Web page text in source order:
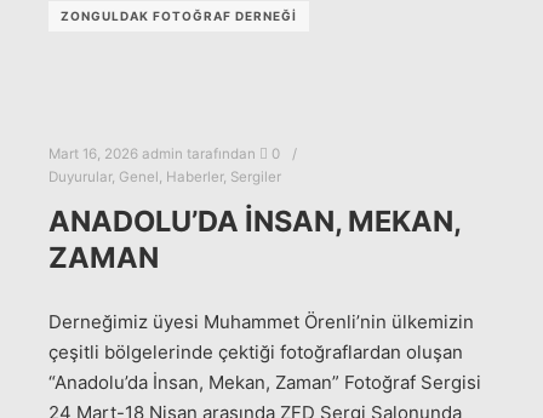
ZONGULDAK FOTOĞRAF DERNEĞİ
Mart 16, 2026 admin tarafından
0
Duyurular, Genel, Haberler, Sergiler
ANADOLU’DA İNSAN, MEKAN,
ZAMAN
Derneğimiz üyesi Muhammet Örenli’nin ülkemizin
çeşitli bölgelerinde çektiği fotoğraflardan oluşan
“Anadolu’da İnsan, Mekan, Zaman” Fotoğraf Sergisi
24 Mart-18 Nisan arasında ZFD Sergi Salonunda